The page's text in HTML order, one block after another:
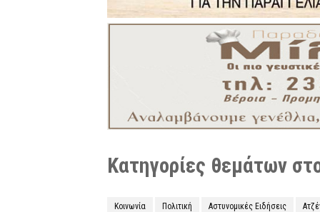
Κατηγορίες θεμάτων
Κοινωνία Πολιτική Αστυνομικές Ειδήσεις